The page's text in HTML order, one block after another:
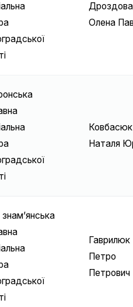
Дроздова
Олена
Ковбасюк
Наталя
Гаврилюк
Петро
Петрович